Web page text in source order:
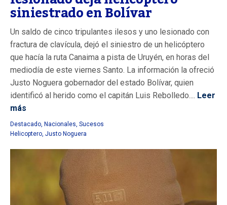
siniestrado en Bolívar
Un saldo de cinco tripulantes ilesos y uno lesionado con
fractura de clavícula, dejó el siniestro de un helicóptero
que hacía la ruta Canaima a pista de Uruyén, en horas del
mediodía de este viernes Santo. La información la ofreció
Justo Noguera gobernador del estado Bolívar, quien
identificó al herido como el capitán Luis Rebolledo.... Leer
más
Destacado, Nacionales, Sucesos
Helicoptero, Justo Noguera